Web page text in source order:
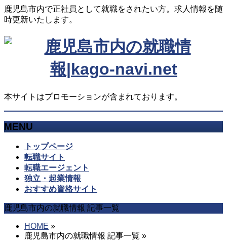
鹿児島市内で正社員として就職をされたい方。求人情報を随
時更新いたします。
本サイトはプロモーションが含まれております。
MENU
ば
トップページ
転職サイト
転職エージェント
独立・起業情報
おすすめ資格サイト
鹿児島市内の就職情報 記事一覧
HOME »
鹿児島市内の就職情報 記事一覧 »